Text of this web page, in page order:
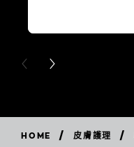
PREVIOUS CARD
NEXT CARD
HOME / 皮膚護理 /